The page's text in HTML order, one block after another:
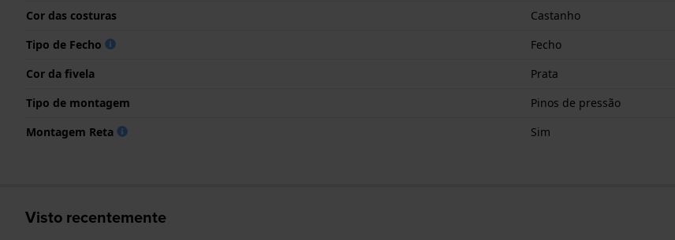
Cor das costuras
Castanho
Tipo de Fecho
Fecho
Cor da fivela
Prata
Tipo de montagem
Pinos de pressão
Montagem Reta
Sim
Visto recentemente